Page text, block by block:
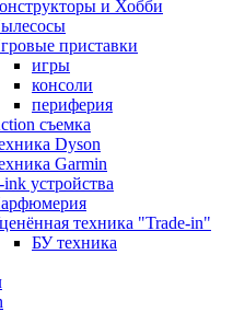
и Хобби
приставки
игры
консоли
периферия
съемка
Dyson
Garmin
ink устройства
техника "Trade-in"
БУ техника